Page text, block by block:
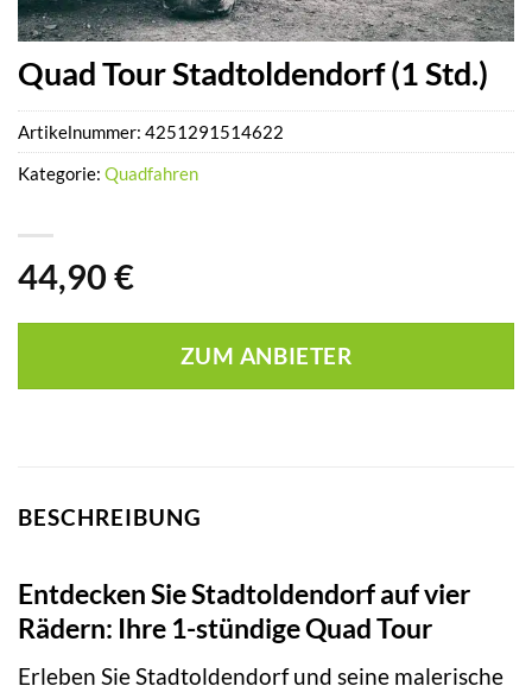
Quad Tour Stadtoldendorf (1 Std.)
44,90 €
ZUM ANBIETER
Artikelnummer: 4251291514622
Kategorie: Quadfahren
BESCHREIBUNG
Entdecken Sie Stadtoldendorf auf vier
Rädern: Ihre 1-stündige Quad Tour
Erleben Sie Stadtoldendorf und seine malerische